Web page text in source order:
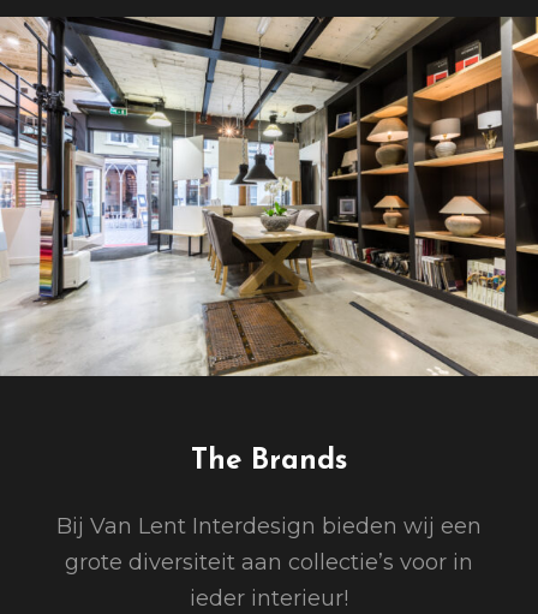
The Brands
Bij Van Lent Interdesign bieden wij een
grote diversiteit aan collectie’s voor in
ieder interieur!